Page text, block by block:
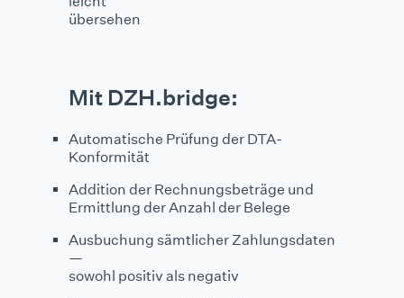
übersehen
Mit DZH.bridge:
Automatische Prüfung der DTA-
Konformität
Addition der Rechnungsbeträge und
Ermittlung der Anzahl der Belege
Ausbuchung sämtlicher Zahlungsdaten
—
sowohl positiv als negativ